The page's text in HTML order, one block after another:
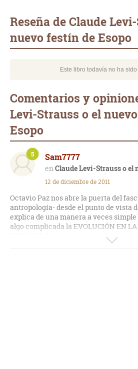
Reseña de Claude
nuevo festín de Esopo
Este libro todavía no ha
Comentarios y
Levi-Strauss o el
Esopo
Sam7777
Claude Levi-Strauss o el
5
12 de diciembre de 2011
Octavio Paz nos abre la puerta del
antropología- desde el punto de vista
explica de una manera a veces
algo complicada la EVOLUCIÓN EN
HUMANO de conceptos que nos
definir como: RELIGIÓN; CULTURA;